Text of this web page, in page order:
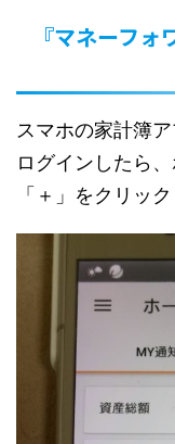
『マネーフ
スマホの家計簿
ログインしたら
「＋」をクリック